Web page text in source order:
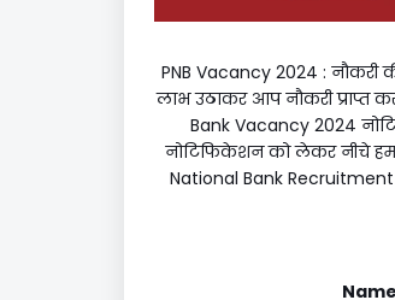
PNB Vacancy 2024 :
लाभ उठाकर आप नौकरी प्राप्त
Bank Vacancy 2024
नोटिफिकेशन को लेकर नीचे हम
National Bank